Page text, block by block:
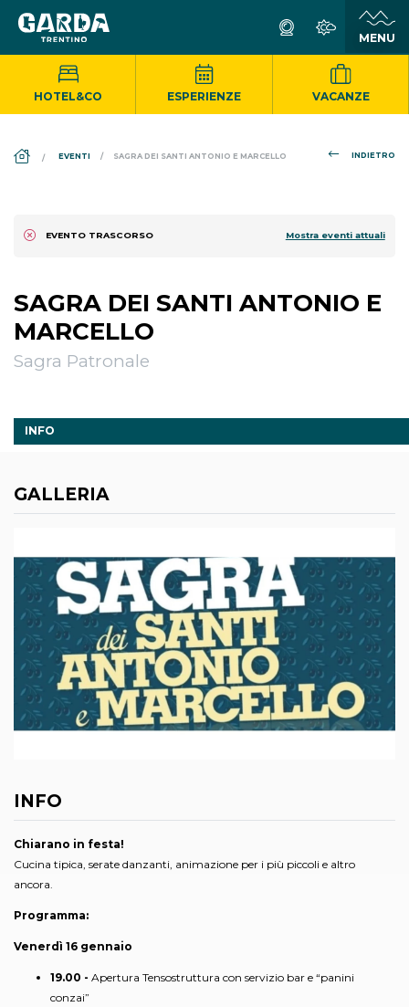
HOTEL&CO ESPERIENZE VACANZE
INDIETRO
DS_BREADCRUMB.HOME
EVENTI SAGRA DEI SANTI ANTONIO E MARCELLO
EVENTO TRASCORSO Mostra eventi attuali
SAGRA DEI SANTI ANTONIO E
MARCELLO
Sagra Patronale
INFO
GALLERIA
INFO
Chiarano in festa!
Cucina tipica, serate danzanti, animazione per i più piccoli e altro
ancora.
Programma:
Venerdì 16 gennaio
19.00 - Apertura Tensostruttura con servizio bar e “panini
conzai”